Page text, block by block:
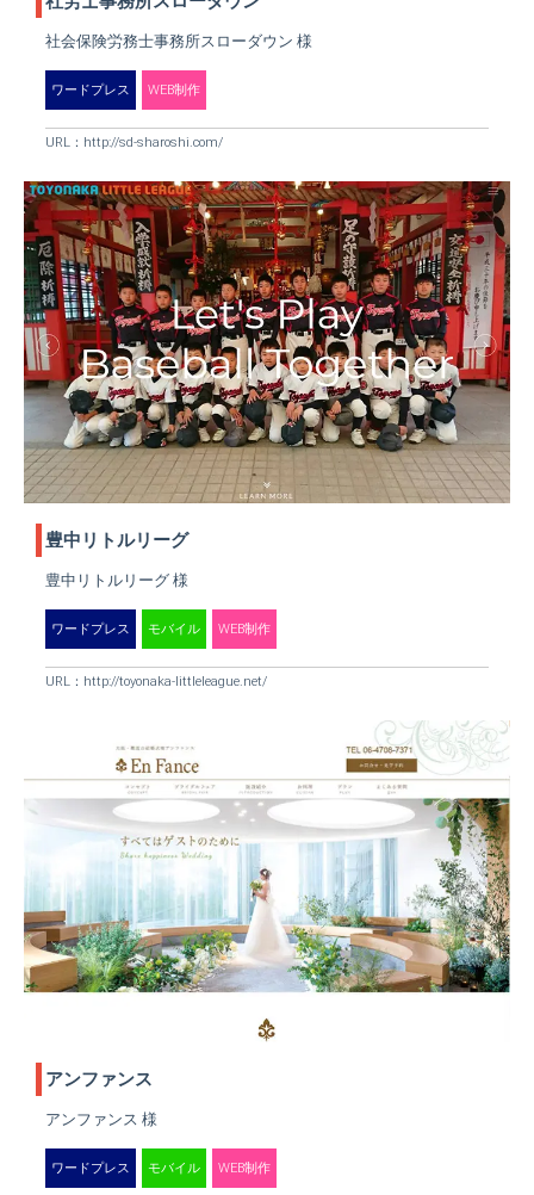
社会保険労務士事務所スローダウン 様
ワードプレス WEB制作
URL： http://sd-sharoshi.com/
豊中リトルリーグ
豊中リトルリーグ 様
ワードプレス モバイル WEB制作
URL： http://toyonaka-littleleague.net/
アンファンス
アンファンス 様
ワードプレス モバイル WEB制作